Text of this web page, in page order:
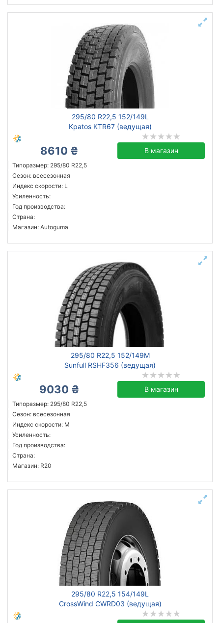
295/80 R22,5 152/149L
Kpatos KTR67 (ведущая)
8610 ₴ В магазин
Типоразмер: 295/80 R22,5
Сезон: всесезонная
Индекс скорости: L
Усиленность:
Год производства:
Страна:
Магазин: Autoguma
295/80 R22,5 152/149M
Sunfull RSHF356 (ведущая)
9030 ₴ В магазин
Типоразмер: 295/80 R22,5
Сезон: всесезонная
Индекс скорости: M
Усиленность:
Год производства:
Страна:
Магазин: R20
295/80 R22,5 154/149L
CrossWind CWRD03 (ведущая)